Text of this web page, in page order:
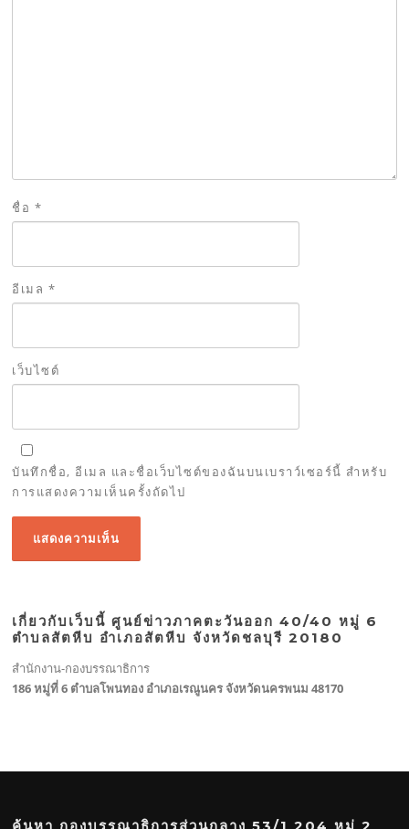
ชื่อ *
อีเมล *
เว็บไซต์
บันทึกชื่อ, อีเมล และชื่อเว็บไซต์ของฉันบนเบราว์เซอร์นี้ สำหรับ
การแสดงความเห็นครั้งถัดไป
เกี่ยวกับเว็บนี้ ศูนย์ข่าวภาคตะวันออก 40/40 หมู่ 6
ตำบลสัตหีบ อำเภอสัตหีบ จังหวัดชลบุรี 20180
สำนักงาน-กองบรรณาธิการ
186 หมู่ที่ 6 ตำบลโพนทอง อำเภอเรณูนคร จังหวัดนครพนม 48170